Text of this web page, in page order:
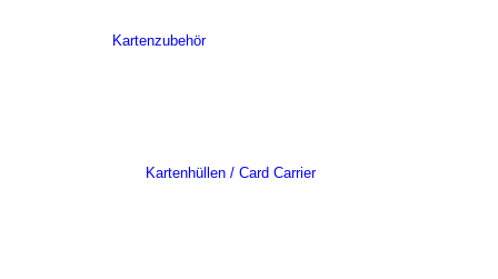
Kartenzubehör
Kartenhüllen / Card Carrier